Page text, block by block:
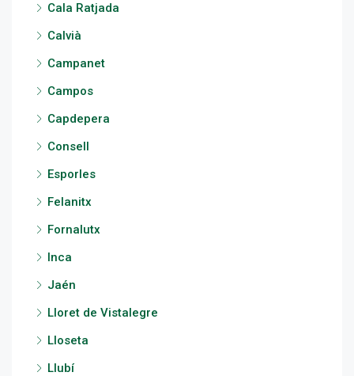
Cala Ratjada
Calvià
Campanet
Campos
Capdepera
Consell
Esporles
Felanitx
Fornalutx
Inca
Jaén
Lloret de Vistalegre
Lloseta
Llubí